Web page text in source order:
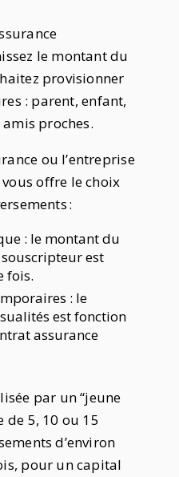
le montant du
provisionner
: parent, enfant,
proches.
ou l’entreprise
offre le choix
:
: le montant du
est
fois.
: le
est fonction
assurance
par un “jeune
de 5, 10 ou 15
d’environ
pour un capital